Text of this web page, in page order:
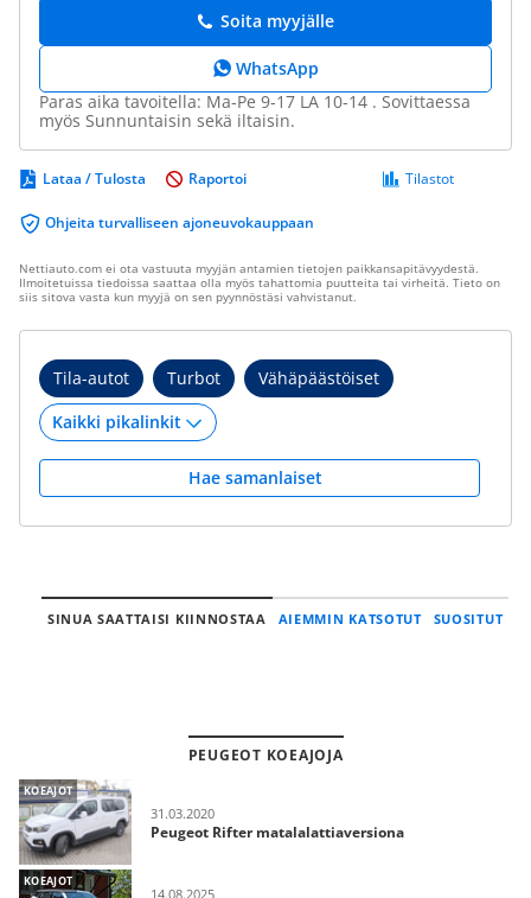
Soita myyjälle
WhatsApp
Paras aika tavoitella: Ma-Pe 9-17 LA 10-14 . Sovittaessa
myös Sunnuntaisin sekä iltaisin.
Lataa / Tulosta
Ohjeita turvalliseen ajoneuvokauppaan
Tilastot
Raportoi
Nettiauto.com ei ota vastuuta myyjän antamien tietojen paikkansapitävyydestä.
Ilmoitetuissa tiedoissa saattaa olla myös tahattomia puutteita tai virheitä. Tieto on
siis sitova vasta kun myyjä on sen pyynnöstäsi vahvistanut.
Tila-autot Turbot Vähäpäästöiset
Hae samanlaiset
SINUA SAATTAISI KIINNOSTAA AIEMMIN KATSOTUT SUOSITUT
PEUGEOT KOEAJOJA
KOEAJOT
31.03.2020
Peugeot Rifter matalalattiaversiona
KOEAJOT
14.08.2025